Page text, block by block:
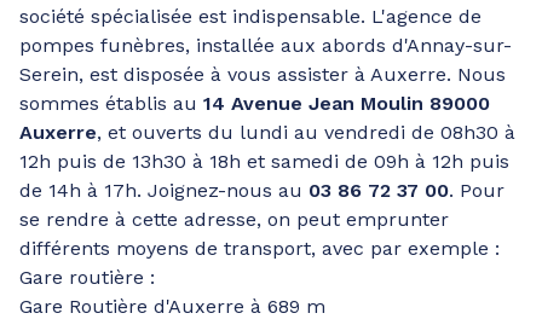
société spécialisée est indispensable. L'agence de
pompes funèbres, installée aux abords d'Annay-sur-
Serein, est disposée à vous assister à Auxerre. Nous
sommes établis au 14 Avenue Jean Moulin 89000
Auxerre, et ouverts du lundi au vendredi de 08h30 à
12h puis de 13h30 à 18h et samedi de 09h à 12h puis
de 14h à 17h. Joignez-nous au 03 86 72 37 00. Pour
se rendre à cette adresse, on peut emprunter
différents moyens de transport, avec par exemple :
Gare routière :
Gare Routière d'Auxerre à 689 m